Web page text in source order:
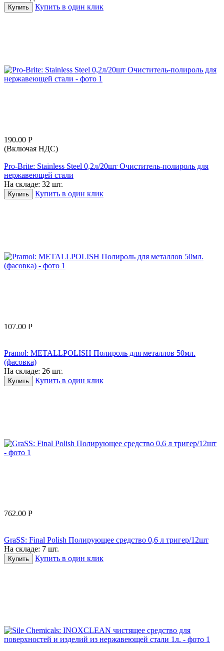
Купить Купить в один клик
190.00 Р
(Включая НДС)
Pro-Brite: Stainless Steel 0,2л/20шт Очиститель-полироль для
нержавеющей стали
На складе: 32 шт.
Купить Купить в один клик
107.00 Р
Pramol: METALLPOLISH Полироль для металлов 50мл.
(фасовка)
На складе: 26 шт.
Купить Купить в один клик
762.00 Р
GraSS: Final Polish Полирующее средство 0,6 л тригер/12шт
На складе: 7 шт.
Купить Купить в один клик